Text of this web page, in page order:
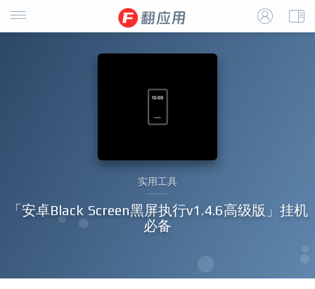
实用工具
「安卓Black Screen黑屏执行v1.4.6高级版」挂机
必备